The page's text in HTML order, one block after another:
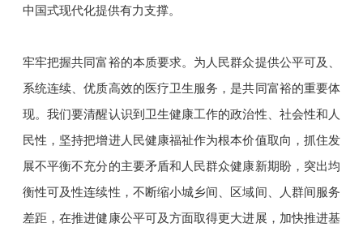
中国式现代化提供有力支撑。
牢牢把握共同富裕的本质要求。为人民群众提供公平可及、
系统连续、优质高效的医疗卫生服务，是共同富裕的重要体
现。我们要清醒认识到卫生健康工作的政治性、社会性和人
民性，坚持把增进人民健康福祉作为根本价值取向，抓住发
展不平衡不充分的主要矛盾和人民群众健康新期盼，突出均
衡性可及性连续性，不断缩小城乡间、区域间、人群间服务
差距，在推进健康公平可及方面取得更大进展，加快推进基